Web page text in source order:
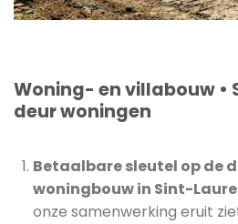
Woning- en villabouw •
deur woningen
Betaalbare sleutel op de
woningbouw in Sint-
onze samenwerking eruit